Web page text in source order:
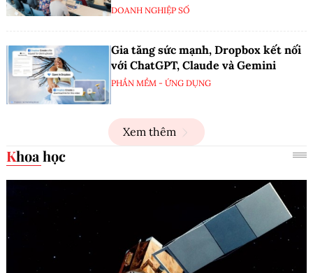
DOANH NGHIỆP SỐ
Gia tăng sức mạnh, Dropbox kết nối
với ChatGPT, Claude và Gemini
PHẦN MỀM - ỨNG DỤNG
Xem thêm
Khoa học